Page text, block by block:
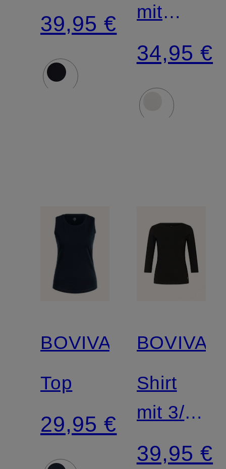
39,95 €
mit
34,95 €
BOVIVA
Top
29,95 €
BOVIVA
Shirt
mit 3/4-
Arm
39,95 €